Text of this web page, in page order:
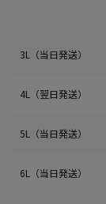
3L（当日発送）
4L（翌日発送）
5L（当日発送）
6L（当日発送）